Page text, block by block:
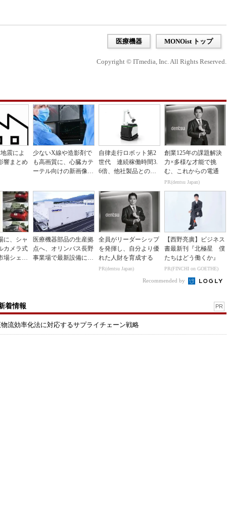
医療機器 MONOist トップ
Copyright © ITmedia, Inc. All Rights Reserved.
震によ
響まとめ
少ないX線や造影剤で
も高画質に、心臓カテ
ーテル向けの新画像技
自律走行ロボット第2
世代 連続稼働時間3.
6倍、他社製品との連
創業125年の課題解決
力×多様な才能で挑
む、これからの電通
PR(dentsu Japan)
に、シャ
カメラ式
シェア
医療機器部品の生産拠
点へ、オリンパス長野
事業場で最新設備に機
全員がリーダーシップ
を発揮し、自分より優
れた人財を育成する
PR(dentsu Japan)
【西野亮廣】ビジネス
書最新刊『北極星 僕
たちはどう働くか』
PR(FINCHI on GOETHE)
Recommended by
着情報 PR
流効率化法に対応するサプライチェーン戦略